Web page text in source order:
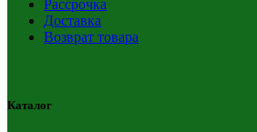
Рассрочка
Доставка
Возврат товара
Каталог